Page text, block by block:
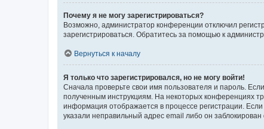
Почему я не могу зарегистрироваться?
Возможно, администратор конференции отключил
зарегистрироваться. Обратитесь за помощью к
Вернуться к началу
Я только что зарегистрировался, но не могу войти!
Сначала проверьте свои имя пользователя и пароль.
полученным инструкциям. На некоторых конференциях
информация отображается в процессе регистрации.
указали неправильный адрес email либо он